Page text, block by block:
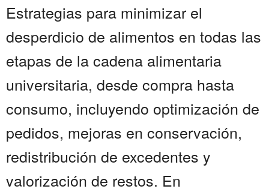
Estrategias para minimizar el
desperdicio de alimentos en todas las
etapas de la cadena alimentaria
universitaria, desde compra hasta
consumo, incluyendo optimización de
pedidos, mejoras en conservación,
redistribución de excedentes y
valorización de restos. En